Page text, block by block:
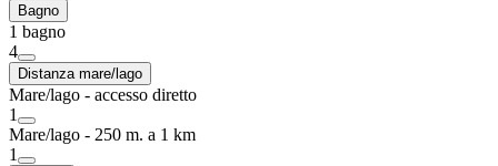
Bagno
1 bagno
4
Distanza mare/lago
Mare/lago - accesso diretto
1
Mare/lago - 250 m. a 1 km
1